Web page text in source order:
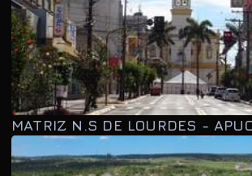
MATRIZ N.S DE LOURDES -